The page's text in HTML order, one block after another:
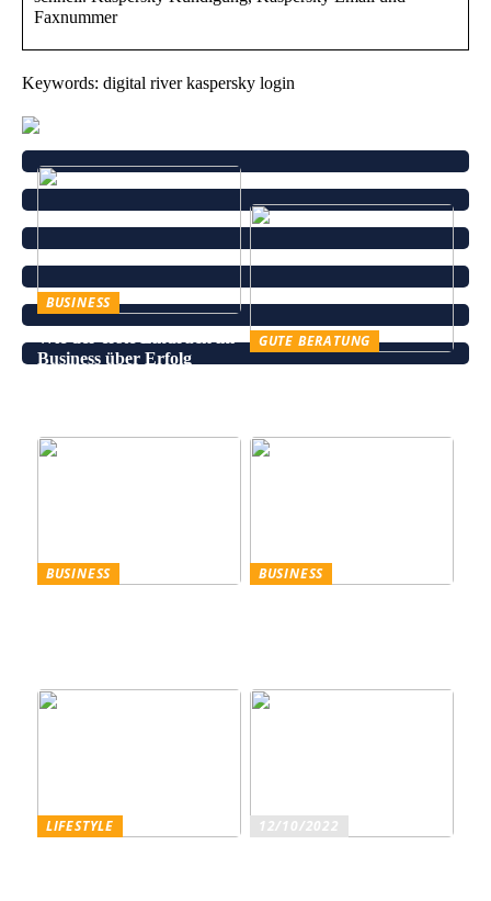
Faxnummer
Keywords: digital river kaspersky login
BUSINESS
Business über Erfolg
GUTE BERATUNG
BUSINESS
BUSINESS
LIFESTYLE
12/10/2022